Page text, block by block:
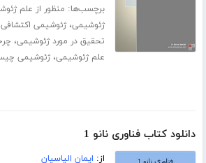
برچسب‌ها: منظور از علم
ژئوشیمی،ژئوشیمی اکتشافی
تحقیق در مورد ژئوشیمی،
علم ژئوشیمی،ژئوشیمی
دانلود کتاب فناوری نانو 1
از: ایمان الیاسیان